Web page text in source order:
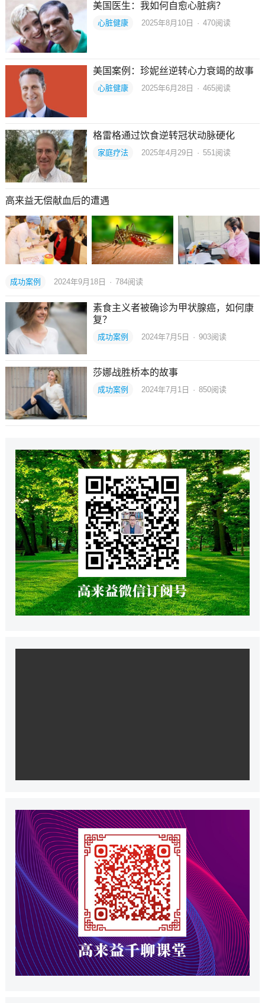
美国医生：我如何自愈心脏病？
心脏健康 2025年8月10日 · 470阅读
美国案例：珍妮丝逆转心力衰竭的故事
心脏健康 2025年6月28日 · 465阅读
格雷格通过饮食逆转冠状动脉硬化
家庭疗法 2025年4月29日 · 551阅读
高来益无偿献血后的遭遇
成功案例 2024年9月18日 · 784阅读
素食主义者被确诊为甲状腺癌，如何康
复？
成功案例 2024年7月5日 · 903阅读
莎娜战胜桥本的故事
成功案例 2024年7月1日 · 850阅读